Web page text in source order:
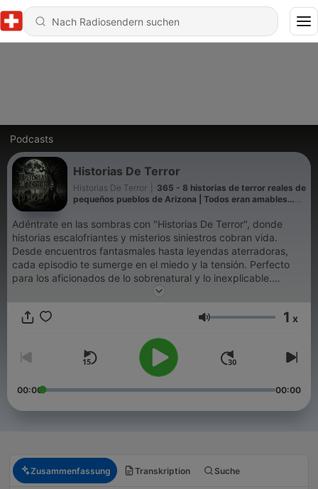
Podcasts
Historias De Terror
Historias De Terror
365 - 8 historias de terror reales de
pequeños pueblos de Arizona | Todos eran amables…
carreteras del desierto
Adéntrate en las sombras con "Historias De Terror", donde
historias escalofriantes y misterios siniestros cobran vida.
Desde encuentros fantasmales hasta leyendas aterradoras,
cada episodio te sumerge en el miedo y la tensión. Perfecto
para los aficionados de lo sobrenatural y lo inexplicable.
¡Suscríbete ahora para emociones semanales que perseguirán
paranormal, cuentos de fantasmas, leyendas espeluznantes,
audio emocionante. ☕ Apoya el podcast, envía tus propias
historias de terror y ayuda a dar forma a los próximos
⁠https://buymeacoffee.com/historiasdeterrorpremium⁠
Lautstärke 1 x
00:00 00:00
Zusammenfassung Transkription Suche